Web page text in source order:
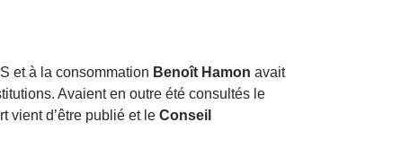
et à la consommation Benoît Hamon avait
Avaient en outre été consultés le
vient d’être publié et le Conseil